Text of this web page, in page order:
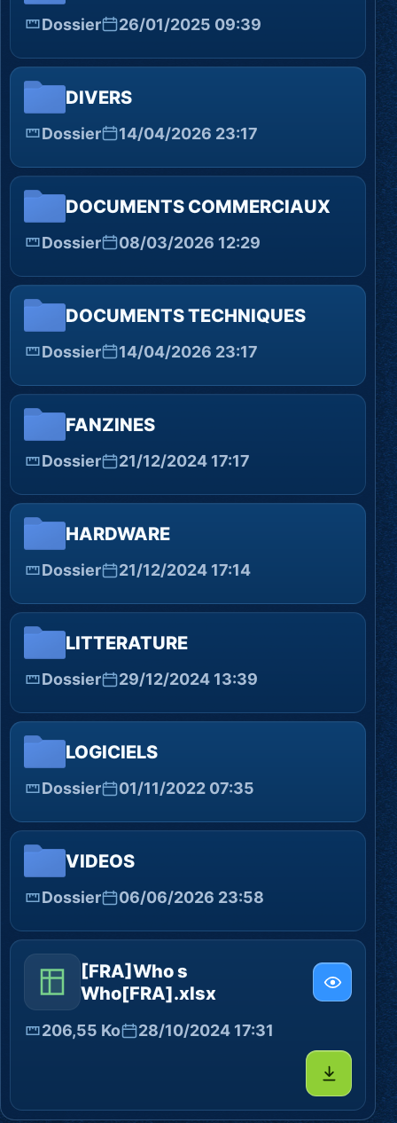
Dossier 26/01/2025 09:39
DIVERS
Dossier 14/04/2026 23:17
DOCUMENTS COMMERCIAUX
Dossier 08/03/2026 12:29
DOCUMENTS TECHNIQUES
Dossier 14/04/2026 23:17
FANZINES
Dossier 21/12/2024 17:17
HARDWARE
Dossier 21/12/2024 17:14
LITTERATURE
Dossier 29/12/2024 13:39
LOGICIELS
Dossier 01/11/2022 07:35
VIDEOS
Dossier 06/06/2026 23:58
[FRA]Who s
Who[FRA].xlsx
206,55 Ko 28/10/2024 17:31